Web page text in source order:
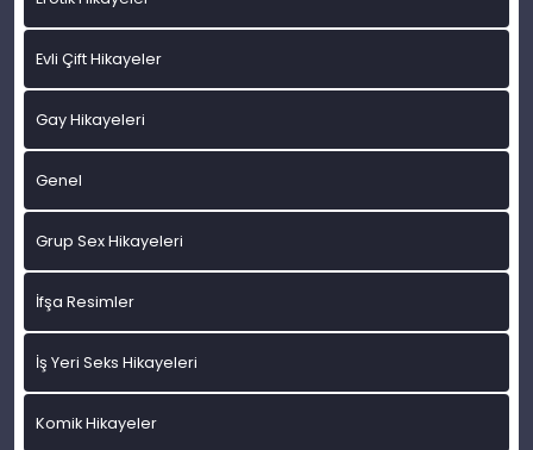
Evli Çift Hikayeler
Gay Hikayeleri
Genel
Grup Sex Hikayeleri
İfşa Resimler
İş Yeri Seks Hikayeleri
Komik Hikayeler